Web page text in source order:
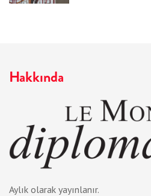
Hakkında
Aylık olarak yayınlanır.